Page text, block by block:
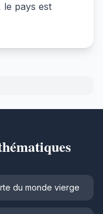
le pays est
du monde vierge